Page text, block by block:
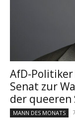
AfD-
Senat zur
der queeren
MANN DES MONATS